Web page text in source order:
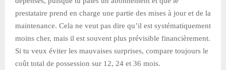
prestataire prend en charge une partie des mises à jour et de la
maintenance. Cela ne veut pas dire qu’il est systématiquement
moins cher, mais il est souvent plus prévisible financièrement.
Si tu veux éviter les mauvaises surprises, compare toujours le
coût total de possession sur 12, 24 et 36 mois.